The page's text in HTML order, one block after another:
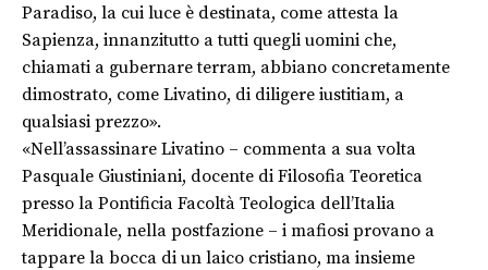
Paradiso, la cui luce è destinata, come attesta la
Sapienza, innanzitutto a tutti quegli uomini che,
chiamati a gubernare terram, abbiano concretamente
dimostrato, come Livatino, di diligere iustitiam, a
qualsiasi prezzo».
«Nell’assassinare Livatino – commenta a sua volta
Pasquale Giustiniani, docente di Filosofia Teoretica
presso la Pontificia Facoltà Teologica dell’Italia
Meridionale, nella postfazione – i mafiosi provano a
tappare la bocca di un laico cristiano, ma insieme